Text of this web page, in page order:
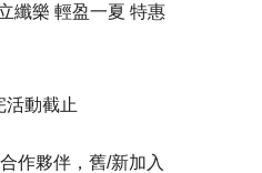
纖樂 輕盈一夏 特惠
活動截止
作夥伴，舊/新加入